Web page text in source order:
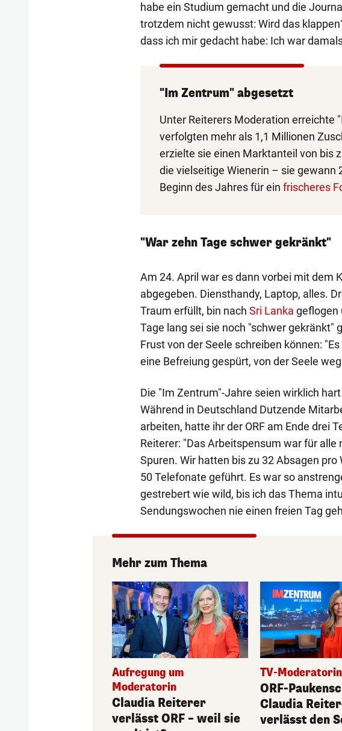
habe ein Studium gemacht und die
trotzdem nicht gewusst: Wird das
dass ich mir gedacht habe: Ich war
"Im Zentrum" abgesetzt
Unter Reiterers Moderation erreichte
verfolgten mehr als 1,1 Millionen
erzielte sie einen Marktanteil von bis
die vielseitige Wienerin – sie gewann
Beginn des Jahres für ein frischeres
"War zehn Tage schwer gekränkt"
Am 24. April war es dann vorbei mit dem
abgegeben. Diensthandy, Laptop, alles.
Traum erfüllt, bin nach Sri Lanka geflogen
Tage lang sei sie noch "schwer gekränkt"
Frust von der Seele schreiben können:
eine Befreiung gespürt, von der Seele
Die "Im Zentrum"-Jahre seien wirklich
Während in Deutschland Dutzende
arbeiten, hatte ihr der ORF am Ende drei
Reiterer: "Das Arbeitspensum war für
Spuren. Wir hatten bis zu 32 Absagen
50 Telefonate geführt. Es war so
gestrebert wie wild, bis ich das Thema
Sendungswochen nie einen freien Tag
Mehr zum Thema
Aufregung um
Moderatorin
Claudia Reiterer
verlässt ORF – weil sie
TV-
ORF-
Claudia
verlässt den